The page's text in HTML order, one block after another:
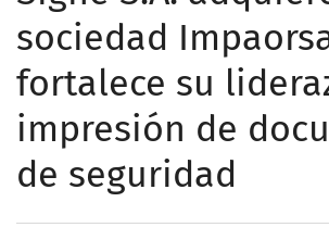
sociedad
fortalece su
impresión de
de seguridad